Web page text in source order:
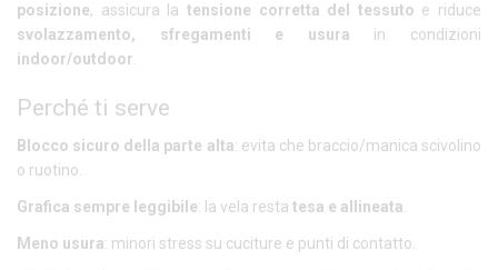
posizione, assicura la tensione corretta del tessuto e riduce
svolazzamento, sfregamenti e usura in condizioni
indoor/outdoor.
Perché ti serve
Blocco sicuro della parte alta: evita che braccio/manica scivolino
o ruotino.
Grafica sempre leggibile: la vela resta tesa e allineata.
Meno usura: minori stress su cuciture e punti di contatto.